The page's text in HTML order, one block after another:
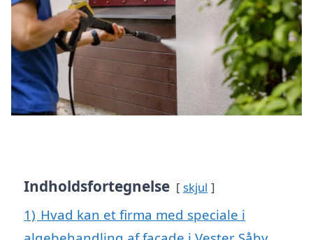
Indholdsfortegnelse skjul
1) Hvad kan et firma med speciale i